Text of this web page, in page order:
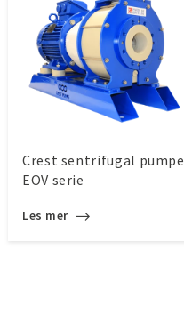
Crest sentrifugal pumpe
EOV serie
Les mer